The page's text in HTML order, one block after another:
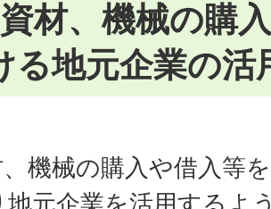
材、機械の購
る地元企業の活
機械の購入や借入等
地元企業を活用するよ